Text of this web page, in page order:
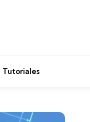
Tutoriales